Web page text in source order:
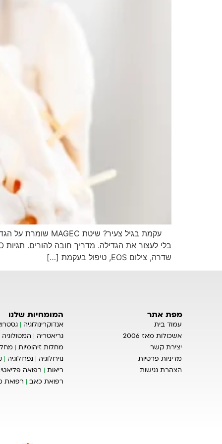
שדרה, צילום EOS, טיפול בעקמת […]
מפת אתר
עמוד בית
אשכולות מאז 2006
יצירת קשר
מדיניות פרטיות
הצהרת נגישות
המומחיות שלנו
אנדוקרינולוגיה
גריאטריה
המטולוגיה
מחלות זיהומיות
נוירולוגיה
נפרולוגיה
ריאות
רפואה
רפואת כאב
רפואת